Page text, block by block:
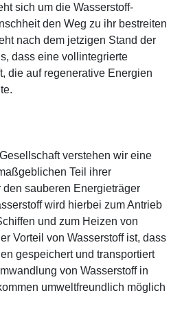
sich um die Wasserstoff-
den Weg zu ihr bestreiten
nach dem jetzigen Stand der
dass eine vollintegrierte
die auf regenerative Energien
verstehen wir eine
Teil ihrer
sauberen Energieträger
wird hierbei zum Antrieb
und zum Heizen von
Vorteil von Wasserstoff ist, dass
gespeichert und transportiert
von Wasserstoff in
umweltfreundlich möglich